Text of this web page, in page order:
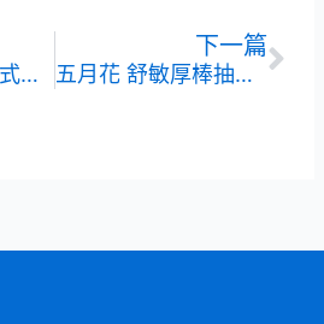
蒲公英 環保抽取式衛生紙 雙北垃圾袋 ｜ 12包組×6
下一篇
五月花 舒敏厚棒抽取式衛生紙 ｜ 10包組
下